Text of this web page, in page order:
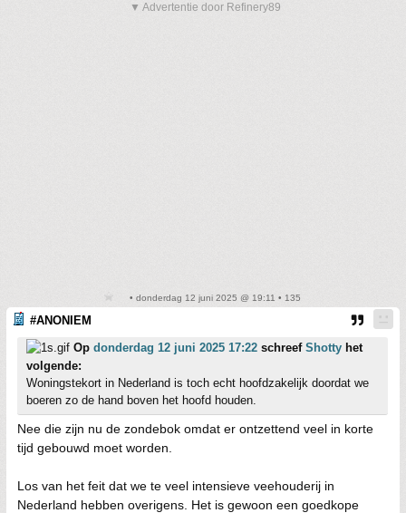
▼ Advertentie door Refinery89
• donderdag 12 juni 2025 @ 19:11 • 135
#ANONIEM
Op donderdag 12 juni 2025 17:22 schreef Shotty het
volgende:
Woningstekort in Nederland is toch echt hoofdzakelijk doordat we
boeren zo de hand boven het hoofd houden.
Nee die zijn nu de zondebok omdat er ontzettend veel in korte
tijd gebouwd moet worden.
Los van het feit dat we te veel intensieve veehouderij in
Nederland hebben overigens. Het is gewoon een goedkope